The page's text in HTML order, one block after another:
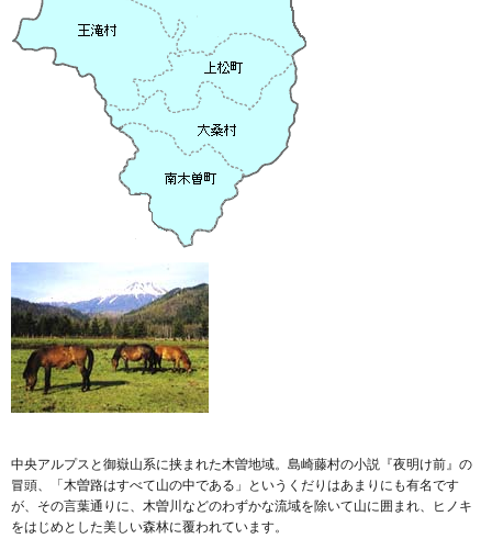
中央アルプスと御嶽山系に挟まれた木曽地域。島崎藤村の小説『夜明け前』の
冒頭、「木曽路はすべて山の中である」というくだりはあまりにも有名です
が、その言葉通りに、木曽川などのわずかな流域を除いて山に囲まれ、ヒノキ
をはじめとした美しい森林に覆われています。